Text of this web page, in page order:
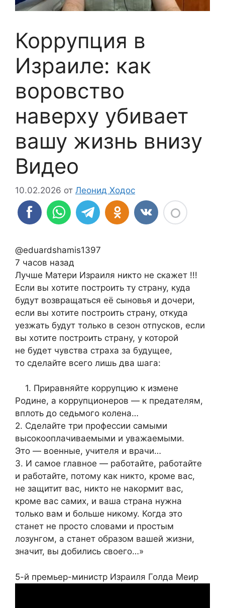
Коррупция в
Израиле: как
воровство
наверху убивает
вашу жизнь внизу
Видео
10.02.2026 от Леонид Ходос
@eduardshamis1397
7 часов назад
Лучше Матери Израиля никто не скажет !!!
Если вы хотите построить ту страну, куда
будут возвращаться её сыновья и дочери,
если вы хотите построить страну, откуда
уезжать будут только в сезон отпусков, если
вы хотите построить страну, у которой
не будет чувства страха за будущее,
то сделайте всего лишь два шага:
1. Приравняйте коррупцию к измене
Родине, а коррупционеров — к предателям,
вплоть до седьмого колена…
2. Сделайте три профессии самыми
высокооплачиваемыми и уважаемыми.
Это — военные, учителя и врачи…
3. И самое главное — работайте, работайте
и работайте, потому как никто, кроме вас,
не защитит вас, никто не накормит вас,
кроме вас самих, и ваша страна нужна
только вам и больше никому. Когда это
станет не просто словами и простым
лозунгом, а станет образом вашей жизни,
значит, вы добились своего…»
5-й премьер-министр Израиля Голда Меир